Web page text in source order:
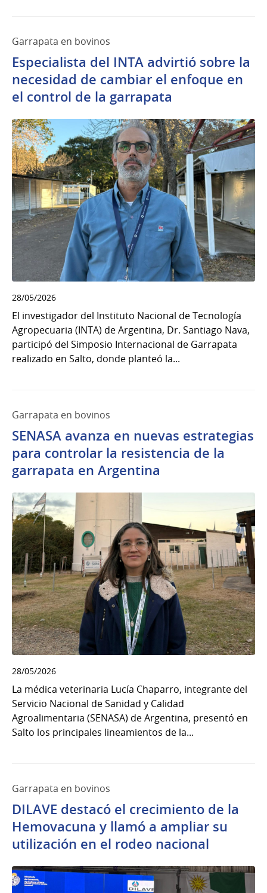
Garrapata en bovinos
Especialista del INTA advirtió sobre la
necesidad de cambiar el enfoque en
el control de la garrapata
28/05/2026
El investigador del Instituto Nacional de Tecnología
Agropecuaria (INTA) de Argentina, Dr. Santiago Nava,
participó del Simposio Internacional de Garrapata
realizado en Salto, donde planteó la...
Garrapata en bovinos
SENASA avanza en nuevas estrategias
para controlar la resistencia de la
garrapata en Argentina
28/05/2026
La médica veterinaria Lucía Chaparro, integrante del
Servicio Nacional de Sanidad y Calidad
Agroalimentaria (SENASA) de Argentina, presentó en
Salto los principales lineamientos de la...
Garrapata en bovinos
DILAVE destacó el crecimiento de la
Hemovacuna y llamó a ampliar su
utilización en el rodeo nacional